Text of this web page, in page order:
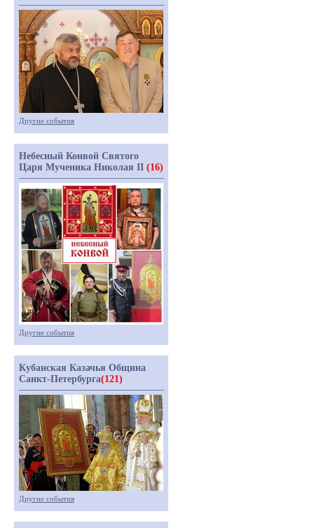
Другие события
Небесный Конвой Святого
Царя Мученика Николая II (16)
Другие события
Кубанская Казачья Община
Санкт-Петербурга(121)
Другие события